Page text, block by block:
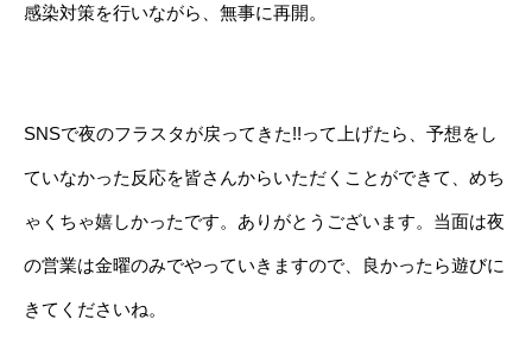
感染対策を行いながら、無事に再開。
SNSで夜のフラスタが戻ってきた!!って上げたら、予想をし
ていなかった反応を皆さんからいただくことができて、めち
ゃくちゃ嬉しかったです。ありがとうございます。当面は夜
の営業は金曜のみでやっていきますので、良かったら遊びに
きてくださいね。